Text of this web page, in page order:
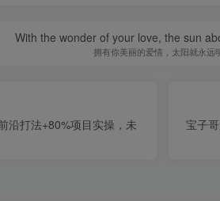
With the wonder of your love, the sun
拥有你美丽的爱情，太阳就永远
沿打法+80%项目实操，未
宝子